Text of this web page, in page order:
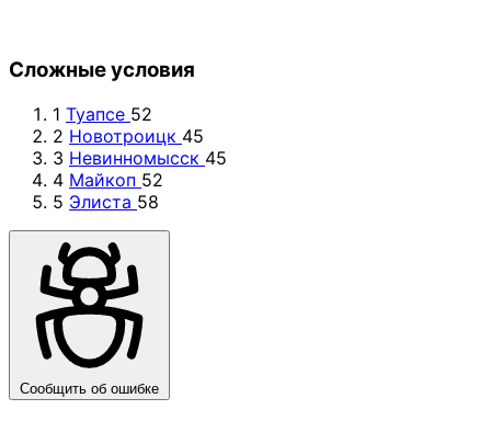
Сложные условия
1 Туапсе 52
2 Новотроицк 45
3 Невинномысск 45
4 Майкоп 52
5 Элиста 58
Сообщить об ошибке